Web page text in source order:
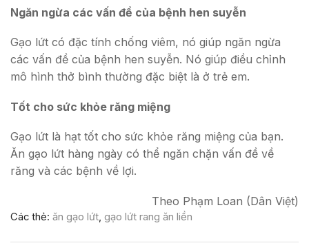
Ngăn ngừa các vấn đề của bệnh hen suyễn
Gạo lứt có đặc tính chống viêm, nó giúp ngăn ngừa
các vấn đề của bệnh hen suyễn. Nó giúp điều chỉnh
mô hình thở bình thường đặc biệt là ở trẻ em.
Tốt cho sức khỏe răng miệng
Gạo lứt là hạt tốt cho sức khỏe răng miệng của bạn.
Ăn gạo lứt hàng ngày có thể ngăn chặn vấn đề về
răng và các bệnh về lợi.
Theo Phạm Loan (Dân Việt)
Các thẻ: ăn gạo lứt, gạo lứt rang ăn liền